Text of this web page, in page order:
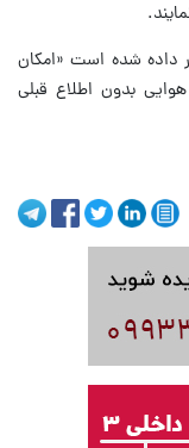
داده شده است «امکان
بدون اطلاع قبلی